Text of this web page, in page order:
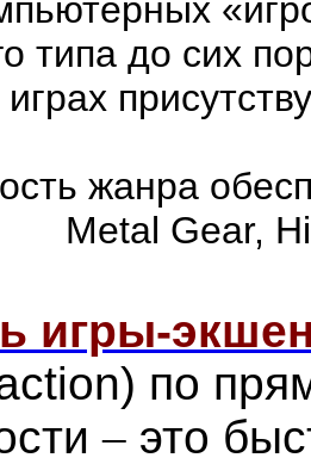
типа до сих
жанра
Metal Gear,
игры-
по
– это